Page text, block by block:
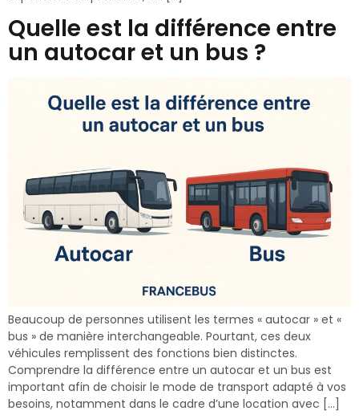
Quelle est la différence entre
un autocar et un bus ?
Beaucoup de personnes utilisent les termes « autocar » et «
bus » de manière interchangeable. Pourtant, ces deux
véhicules remplissent des fonctions bien distinctes.
Comprendre la différence entre un autocar et un bus est
important afin de choisir le mode de transport adapté à vos
besoins, notamment dans le cadre d’une location avec […]